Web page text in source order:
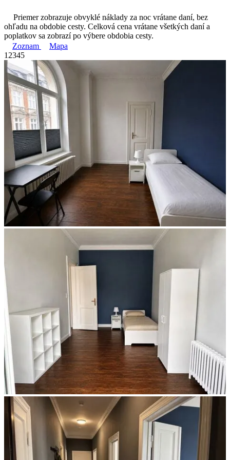
Priemer zobrazuje obvyklé náklady za noc vrátane daní, bez
ohľadu na obdobie cesty. Celková cena vrátane všetkých daní a
poplatkov sa zobrazí po výbere obdobia cesty.
Zoznam
Mapa
1 2345